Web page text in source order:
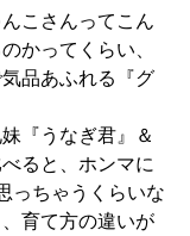
こさんってこん
かってくらい、
品あふれる『グ
『うなぎ君』＆
ると、ホンマに
っちゃうくらいな
育て方の違いが